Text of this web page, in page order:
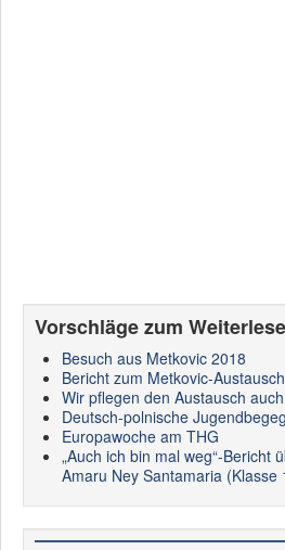
Vorschläge zum
Besuch aus Metkovic 2018
Bericht zum Metkovic-Austausch
Wir pflegen den Austausch
Deutsch-polnische
Europawoche am THG
„Auch ich bin mal weg“-Bericht
Amaru Ney Santamaria (Klasse